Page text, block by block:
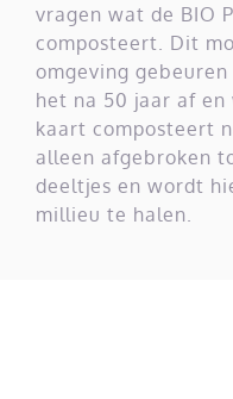
vragen wat de BIO
composteert. Dit
omgeving
het na 50 jaar af
kaart composteert
alleen afgebroken
deeltjes en wordt
millieu te halen.